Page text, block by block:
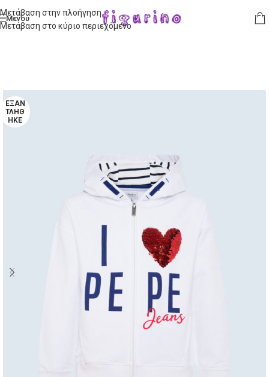
Μετάβαση στην πλοήγηση
Μετάβαση στο κύριο περιεχόμενο
Μενού
ΕΞΑΝ
ΤΛΉΘ
ΗΚΕ